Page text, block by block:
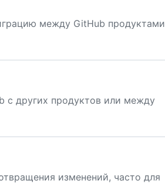
между GitHub продуктами
с других продуктов или между
изменений, часто для